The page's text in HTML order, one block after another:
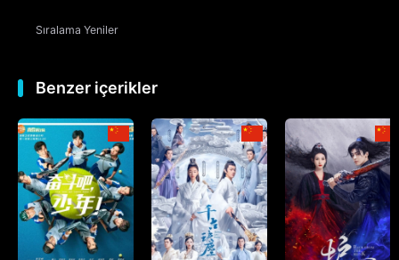
14. Bölüm
15. Bölüm
16. Bölüm
17. Bölüm
18. Bölüm
Sıralama Yeniler
Benzer içerikler